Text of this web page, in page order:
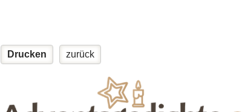
Drucken zurück